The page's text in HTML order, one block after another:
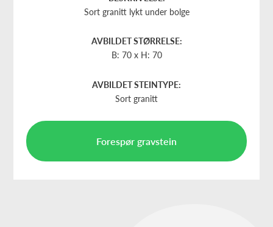
Sort granitt lykt under bolge
AVBILDET STØRRELSE:
B: 70 x H: 70
AVBILDET STEINTYPE:
Sort granitt
Forespør gravstein